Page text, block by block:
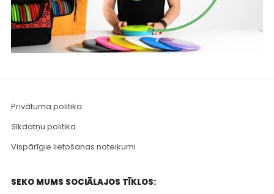
Privātuma politika
Sīkdatņu politika
Vispārīgie lietošanas noteikumi
SEKO MUMS SOCIĀLAJOS TĪKLOS: